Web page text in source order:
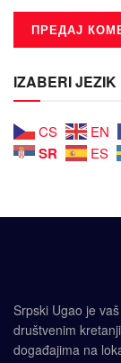
IZABERI JEZIK
CS EN
SR ES
Srpski Ugao je
društvenim
događajima na